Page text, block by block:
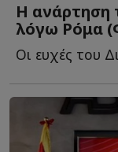
Η ανάρτηση
λόγω Ρόμα